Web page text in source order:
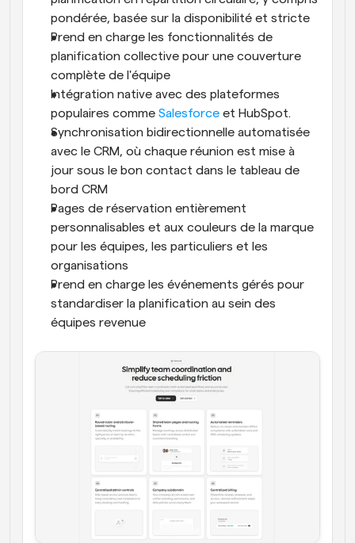
pondérée, basée sur la disponibilité et stricte
Prend en charge les fonctionnalités de
planification collective pour une couverture
complète de l'équipe
Intégration native avec des plateformes
populaires comme Salesforce et HubSpot.
Synchronisation bidirectionnelle automatisée
avec le CRM, où chaque réunion est mise à
jour sous le bon contact dans le tableau de
bord CRM
Pages de réservation entièrement
personnalisables et aux couleurs de la marque
pour les équipes, les particuliers et les
organisations
Prend en charge les événements gérés pour
standardiser la planification au sein des
équipes revenue